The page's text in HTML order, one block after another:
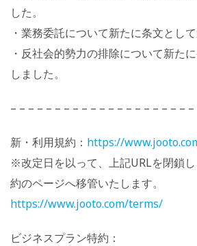
した。
・業務委託について新たに条文とし
・反社会的勢力の排除について新た
しました。
– – – – – – – – – – – – – – – – – – – –
新・利用規約： https://
※改定日を以って、上記URLを閉鎖
約のページへ移管いたします。
https://www.jooto.com/terms/
ビジネスプラン特約：